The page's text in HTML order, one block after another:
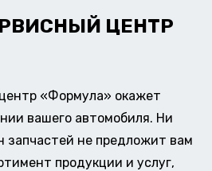
ЦЕНТР
«Формула» окажет
вашего автомобиля. Ни
запчастей не предложит вам
продукции и услуг,